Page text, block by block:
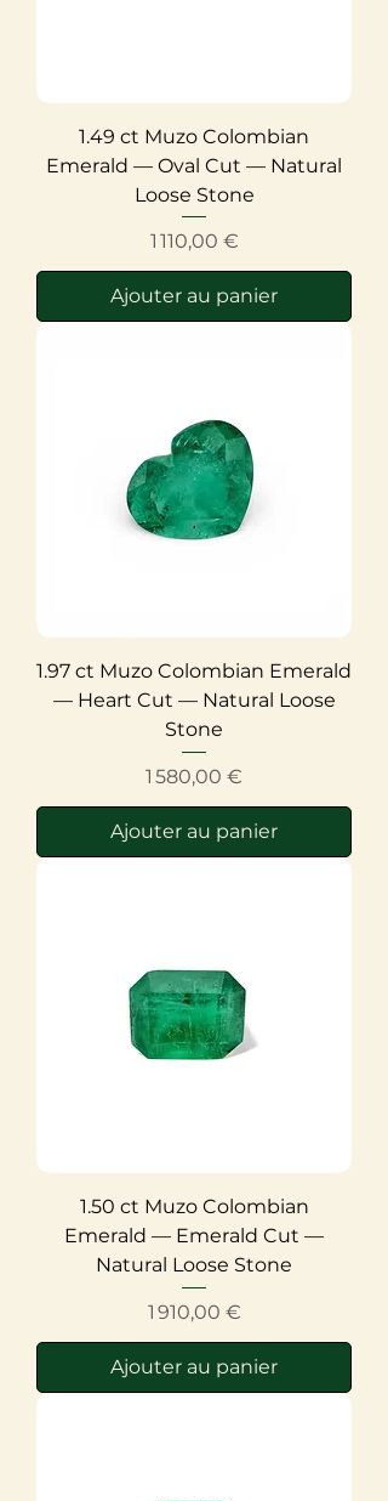
1.49 ct Muzo Colombian
Emerald — Oval Cut — Natural
Loose Stone
Prix
1 110,00 €
Ajouter au panier
1.97 ct Muzo Colombian Emerald
— Heart Cut — Natural Loose
Stone
Prix
1 580,00 €
Ajouter au panier
1.50 ct Muzo Colombian
Emerald — Emerald Cut —
Natural Loose Stone
Prix
1 910,00 €
Ajouter au panier